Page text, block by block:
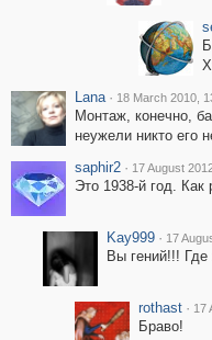
Lana · 18 March 2010,
Монтаж, конечно,
неужели никто его
saphir2 · 17 August
Это 1938-й год. Как
Kay999 · 17
Вы гений!!!
rothast · 17
Браво!